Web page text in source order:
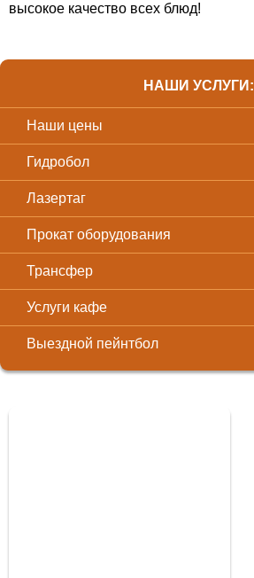
высокое качество всех блюд!
НАШИ УСЛУГИ:
Наши цены
Гидробол
Лазертаг
Прокат оборудования
Трансфер
Услуги кафе
Выездной пейнтбол